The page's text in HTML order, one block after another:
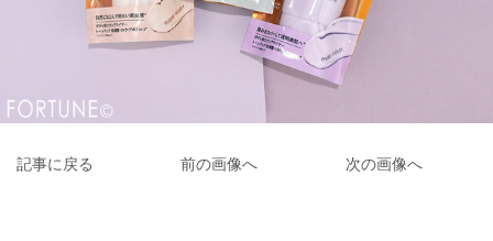
記事に戻る 前の画像へ 次の画像へ